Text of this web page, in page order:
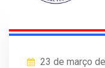
23 de março